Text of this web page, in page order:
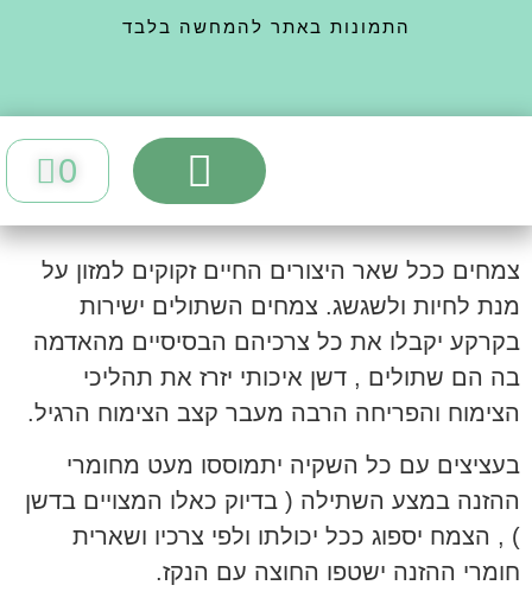
התמונות באתר להמחשה בלבד
0
צמחים ככל שאר היצורים החיים זקוקים למזון על
מנת לחיות ולשגשג. צמחים השתולים ישירות
בקרקע יקבלו את כל צרכיהם הבסיסיים מהאדמה
בה הם שתולים , דשן איכותי יזרז את תהליכי
הצימוח והפריחה הרבה מעבר קצב הצימוח הרגיל.
בעציצים עם כל השקיה יתמוססו מעט מחומרי
ההזנה במצע השתילה ( בדיוק כאלו המצויים בדשן
) , הצמח יספוג ככל יכולתו ולפי צרכיו ושארית
חומרי ההזנה ישטפו החוצה עם הנקז.